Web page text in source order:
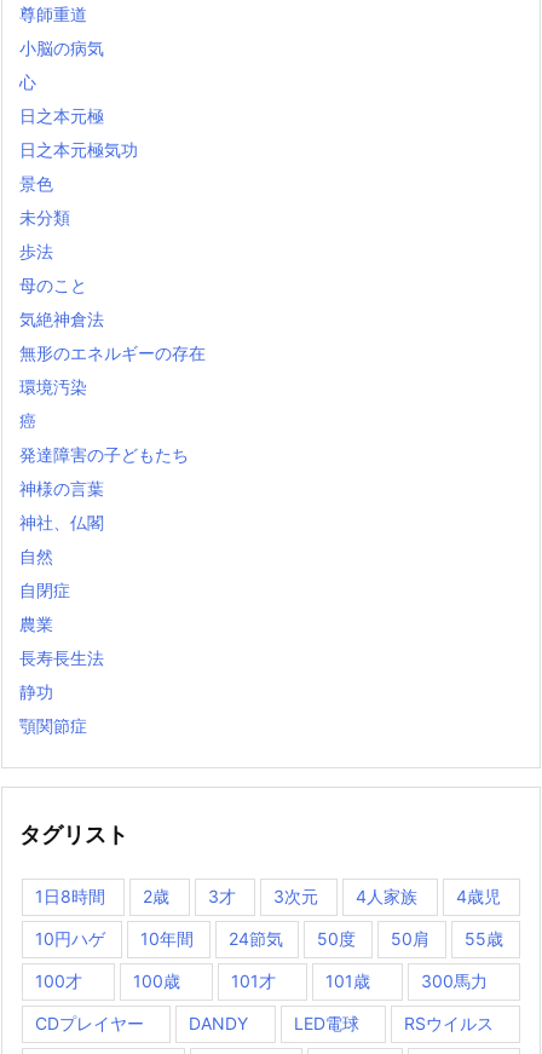
尊師重道
小脳の病気
心
日之本元極
日之本元極気功
景色
未分類
歩法
母のこと
気絶神倉法
無形のエネルギーの存在
環境汚染
癌
発達障害の子どもたち
神様の言葉
神社、仏閣
自然
自閉症
農業
長寿長生法
静功
顎関節症
タグリスト
1日8時間 2歳 3才 3次元 4人家族 4歳児
10円ハゲ 10年間 24節気 50度 50肩 55歳
100才 100歳 101才 101歳 300馬力
CDプレイヤー DANDY LED電球 RSウイルス